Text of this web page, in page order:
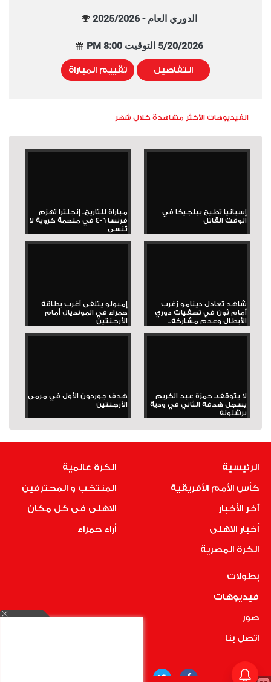
الدوري العام - 2025/2026
5/20/2026 التوقيت 8:00 PM
التفاصيل تقييم المباراة
الفيديوهات الأكثر مشاهدة خلال شهر
إسبانيا تطيح ببلجيكا في
الوقت القاتل
مباراة للتاريخ.. إنجلترا تهزم
فرنسا 6-4 في ملحمة كروية لا
تُنسى
شاهد تعادل دينامو زغرب
أمام ثون في تصفيات دوري
الأبطال وعدم مشاركة...
إمبولو يتلقى أغرب بطاقة
حمراء في المونديال أمام
الأرجنتين
لا يتوقف.. حمزة عبد الكريم
يسجل هدفه الثاني في ودية
برشلونة
هدف جوردون الأول في مرمى
الأرجنتين
الرئيسية
كأس الأمم الأفريقية
أخر الأخبار
أخبار الاهلى
الكرة المصرية
الكرة عالمية
المنتخب و المحترفين
الاهلى فى كل مكان
أراء حمراء
بطولات
فيديوهات
صور
اتصل بنا